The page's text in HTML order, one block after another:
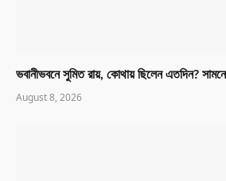
ভবানীভবনে সুমিত রায়, কোথায় ছিলেন এতদিন?
August 8, 2026